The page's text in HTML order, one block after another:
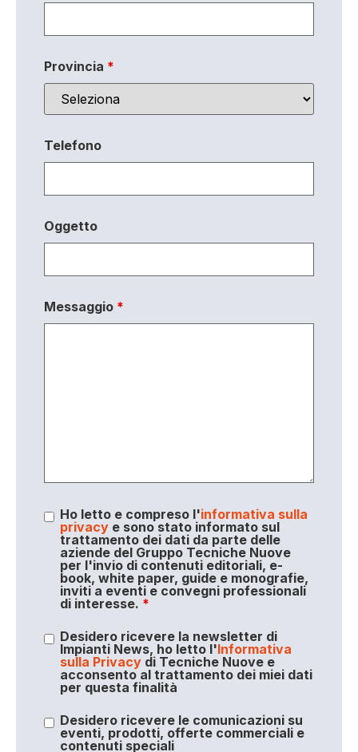
Provincia *
Telefono
Oggetto
Messaggio *
Ho letto e compreso l'informativa sulla
privacye sono stato informato sul
trattamento dei dati da parte delle
aziende del Gruppo Tecniche Nuove
per l'invio di contenuti editoriali, e-
book, white paper, guide e monografie,
inviti a eventi e convegni professionali
di interesse. *
Desidero ricevere la newsletter di
Impianti News, ho letto l'Informativa
sulla Privacydi Tecniche Nuove e
acconsento al trattamento dei miei dati
per questa finalità
Desidero ricevere le comunicazioni su
eventi, prodotti, offerte commerciali e
contenuti speciali